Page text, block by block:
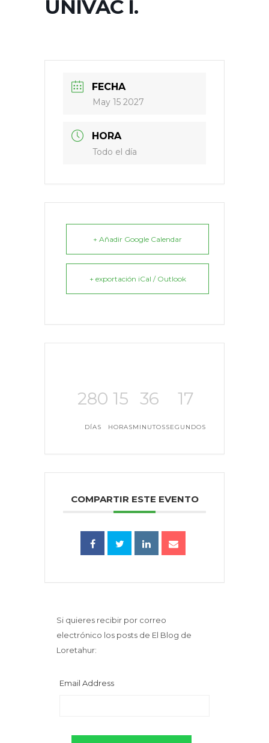
UNIVAC I.
FECHA
May 15 2027
HORA
Todo el día
+ Añadir Google Calendar
+ exportación iCal / Outlook
280
DÍAS
15
HORAS
36
MINUTOS
17
SEGUNDOS
COMPARTIR ESTE EVENTO
Si quieres recibir por correo
electrónico los posts de El Blog de
Loretahur:
Email Address